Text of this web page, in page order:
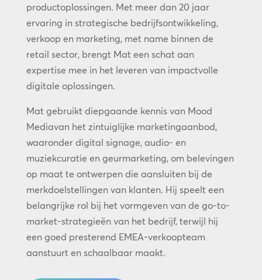
productoplossingen. Met meer dan 20 jaar
ervaring in strategische bedrijfsontwikkeling,
verkoop en marketing, met name binnen de
retail sector, brengt Mat een schat aan
expertise mee in het leveren van impactvolle
digitale oplossingen.
Mat gebruikt diepgaande kennis van Mood
Mediavan het zintuiglijke marketingaanbod,
waaronder digital signage, audio- en
muziekcuratie en geurmarketing, om belevingen
op maat te ontwerpen die aansluiten bij de
merkdoelstellingen van klanten. Hij speelt een
belangrijke rol bij het vormgeven van de go-to-
market-strategieën van het bedrijf, terwijl hij
een goed presterend EMEA-verkoopteam
aanstuurt en schaalbaar maakt.